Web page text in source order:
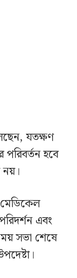
যতক্ষণ
হবে
নয়।
এবং
সভা শেষে